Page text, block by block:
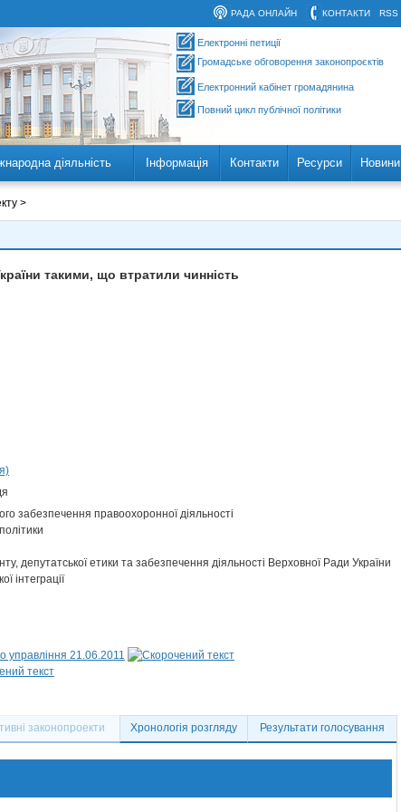
RSS
КОНТАКТИ
РАДА ОНЛАЙН
Електронні петиції
Громадське обговорення законопроєктів
Електронний кабінет громадянина
Повний цикл публічної політики
діяльність Інформація Контакти Ресурси Новини
>
такими, що втратили чинність
забезпечення правоохоронної діяльності
депутатської етики та забезпечення діяльності Верховної Ради України
інтеграції
управління 21.06.2011
законопроекти Хронологія розгляду Результати голосування